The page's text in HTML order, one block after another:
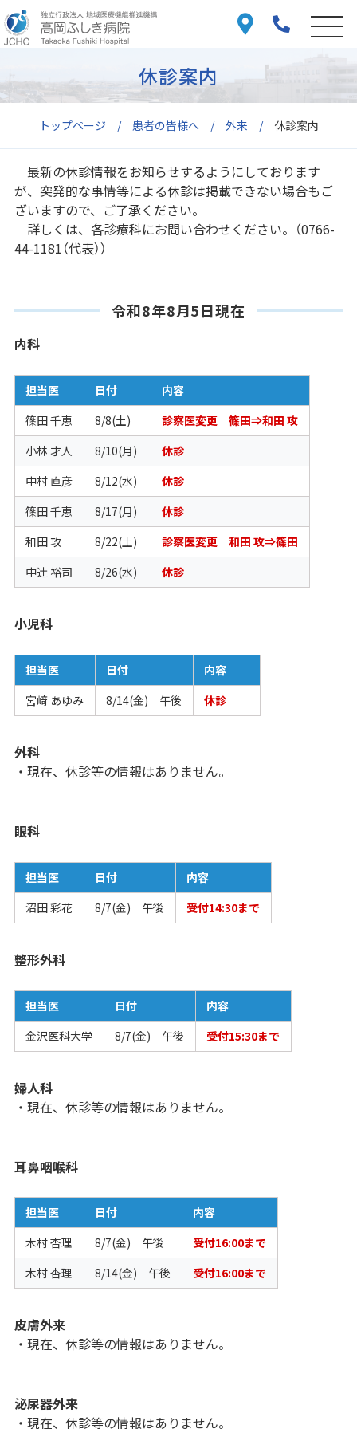
トップページ 患者の皆様へ 外来 休診案内
休診案内
最新の休診情報をお知らせするようにしております
が、突発的な事情等による休診は掲載できない場合もご
ざいますので、ご了承ください。
詳しくは、各診療科にお問い合わせください。（0766-
44-1181（代表））
令和8年8月5日現在
内科
担当医 日付
内容
篠田 千恵
8/8(土)
診察医変更 篠田⇒和田 攻
小林 才人
8/10(月)
休診
中村 直彦
8/12(水)
休診
篠田 千恵
8/17(月)
休診
和田 攻
8/22(土)
診察医変更 和田 攻⇒篠田
中辻󠄀 裕司
8/26(水) 休診
小児科
担当医 日付
内容
宮﨑 あゆみ
8/14(金) 午後 休診
外科
・現在、休診等の情報はありません。
眼科
担当医 日付
内容
沼田 彩花
8/7(金) 午後 受付14:30まで
整形外科
担当医 日付
内容
金沢医科大学
8/7(金) 午後 受付15:30まで
婦人科
・現在、休診等の情報はありません。
耳鼻咽喉科
担当医 日付
内容
木村 杏理
8/7(金) 午後
受付16:00まで
木村 杏理
8/14(金) 午後 受付16:00まで
皮膚外来
・現在、休診等の情報はありません。
泌尿器外来
・現在、休診等の情報はありません。